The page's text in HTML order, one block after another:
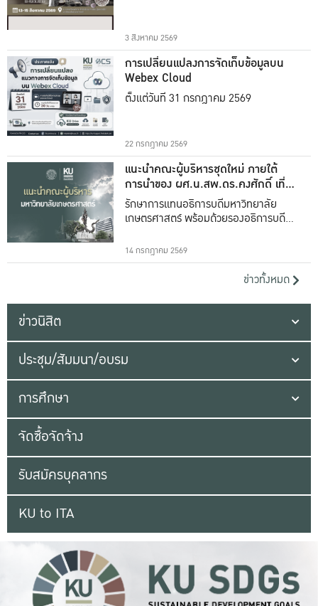
3 สิงหาคม 2569
การเปลี่ยนแปลงการจัดเก็บข้อมูลบน
Webex Cloud
ตั้งแต่วันที่ 31 กรกฎาคม 2569
22 กรกฎาคม 2569
แนะนำคณะผู้บริหารชุดใหม่ ภายใต้
การนำของ ผศ.น.สพ.ดร.คงศักดิ์ เที่ยง
ธรรม
รักษาการแทนอธิการบดีมหาวิทยาลัย
เกษตรศาสตร์ พร้อมด้วยรองอธิการบดีทั้ง
14 กรกฎาคม 2569
ข่าวทั้งหมด
ข่าวนิสิต
ประชุม/สัมมนา/อบรม
การศึกษา
จัดซื้อจัดจ้าง
รับสมัครบุคลากร
KU to ITA